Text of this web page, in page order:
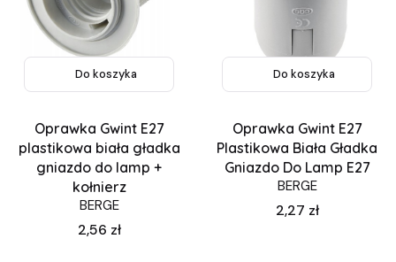
Do koszyka
Oprawka Gwint E27
plastikowa biała gładka
gniazdo do lamp +
kołnierz
BERGE
Cena
2,56 zł
Do koszyka
Oprawka Gwint E27
Plastikowa Biała Gładka
Gniazdo Do Lamp E27
BERGE
Cena
2,27 zł